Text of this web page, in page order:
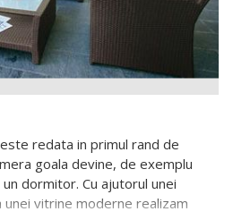
redata in primul rand de
goala devine, de exemplu
dormitor. Cu ajutorul unei
unei vitrine moderne realizam